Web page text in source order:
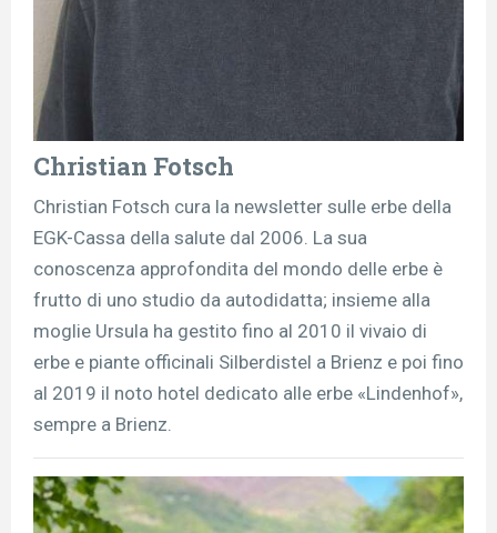
Christian Fotsch
Christian Fotsch cura la newsletter sulle erbe della
EGK-Cassa della salute dal 2006. La sua
conoscenza approfondita del mondo delle erbe è
frutto di uno studio da autodidatta; insieme alla
moglie Ursula ha gestito fino al 2010 il vivaio di
erbe e piante officinali Silberdistel a Brienz e poi fino
al 2019 il noto hotel dedicato alle erbe «Lindenhof»,
sempre a Brienz.